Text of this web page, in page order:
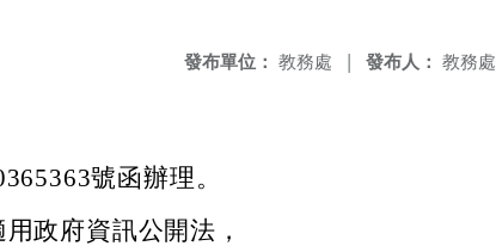
發布人： 教務處
發布單位： 教務處 |
號函辦理。
政府資訊公開法，